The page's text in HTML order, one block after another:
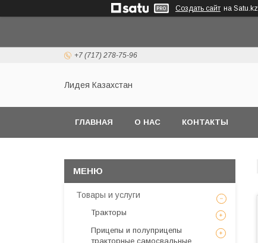
Создать сайт на Satu.kz
+7 (717) 278-75-96
Лидея Казахстан
ГЛАВНАЯ О НАС КОНТАКТЫ
Товары и услуги
Тракторы
Прицепы и полуприцепы
тракторные самосвальные